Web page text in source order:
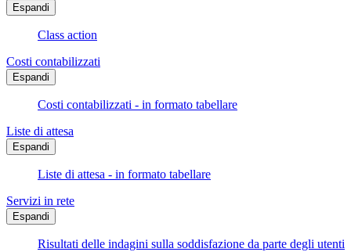
Espandi
Class action
Costi contabilizzati
Espandi
Costi contabilizzati - in formato tabellare
Liste di attesa
Espandi
Liste di attesa - in formato tabellare
Servizi in rete
Espandi
Risultati delle indagini sulla soddisfazione da parte degli utenti